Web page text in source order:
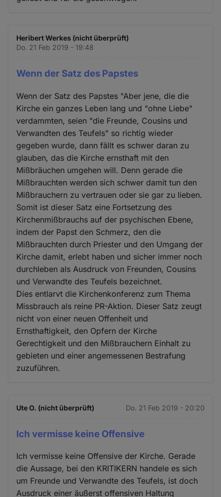
Heribert Werkes (nicht überprüft)
Do. 21 Feb 2019 - 19:48
Wenn der Satz des Papstes
Wenn der Satz des Papstes "Aber jene, die die
Kirche ein ganzes Leben lang und "ohne Liebe"
verdammten, seien "die Freunde, Cousins und
Verwandten des Teufels" so richtig wieder
gegeben wurde, dann fällt es schwer daran zu
glauben, das die Kirche ernsthaft mit den
Mißbräuchen umgehen will. Denn gerade die
Mißbrauchten werden sich schwer damit tun den
Mißbrauchern zu vertrauen oder sie gar zu lieben.
Somit ist dieser Satz eine Fortsetzung des
Kirchenmißbrauchs auf der psychischen Ebene,
indem der Papst den Schmerz, den die
Mißbrauchten durch Priester und den Umgang der
Kirche damit, erlebt haben und sicher immer noch
durchleben als Ausdruck von Freunden, Cousins
und Verwandte des Teufels bezeichnet.
Dies entlarvt die Kirchenkonferenz zum Thema
Missbrauch als reine PR-Aktion. Dieser Satz zeugt
nicht von einer neuen Offenheit und
Ernsthaftigkeit, den Opfern der Kirche
Gerechtigkeit und den Mißbrauchern Einhalt zu
gebieten und einer angemessenen Bestrafung
zuzuführen.
Ute O. (nicht überprüft) Do. 21 Feb 2019 - 20:20
Ich vermisse keine Offensive
Ich vermisse keine Offensive der Kirche. Gerade
die Aussage, bei den KRITIKERN handele es sich
um Freunde und Verwandte des Teufels, ist doch
Ausdruck einer äußerst offensiven Haltung